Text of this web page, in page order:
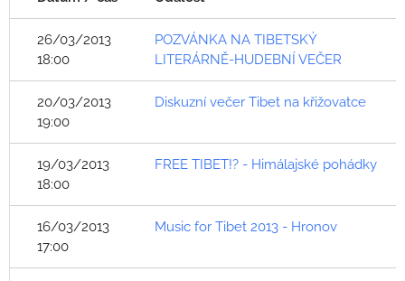
26/03/2013
18:00
POZVÁNKA NA TIBETSKÝ
LITERÁRNĚ-HUDEBNÍ VEČER
20/03/2013
19:00
Diskuzní večer Tibet na křižovatce
19/03/2013
18:00
FREE TIBET!? - Himálajské pohádky
16/03/2013
17:00
Music for Tibet 2013 - Hronov